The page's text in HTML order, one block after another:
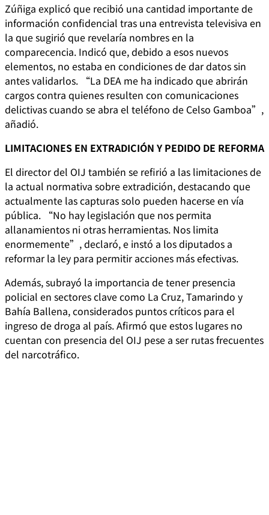
Zúñiga explicó que recibió una cantidad importante de
información confidencial tras una entrevista televisiva en
la que sugirió que revelaría nombres en la
comparecencia. Indicó que, debido a esos nuevos
elementos, no estaba en condiciones de dar datos sin
antes validarlos. “La DEA me ha indicado que abrirán
cargos contra quienes resulten con comunicaciones
delictivas cuando se abra el teléfono de Celso Gamboa”,
añadió.
LIMITACIONES EN EXTRADICIÓN Y PEDIDO DE REFORMA
El director del OIJ también se refirió a las limitaciones de
la actual normativa sobre extradición, destacando que
actualmente las capturas solo pueden hacerse en vía
pública. “No hay legislación que nos permita
allanamientos ni otras herramientas. Nos limita
enormemente”, declaró, e instó a los diputados a
reformar la ley para permitir acciones más efectivas.
Además, subrayó la importancia de tener presencia
policial en sectores clave como La Cruz, Tamarindo y
Bahía Ballena, considerados puntos críticos para el
ingreso de droga al país. Afirmó que estos lugares no
cuentan con presencia del OIJ pese a ser rutas frecuentes
del narcotráfico.